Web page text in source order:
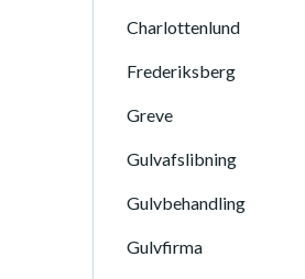
Charlottenlund
Frederiksberg
Greve
Gulvafslibning
Gulvbehandling
Gulvfirma